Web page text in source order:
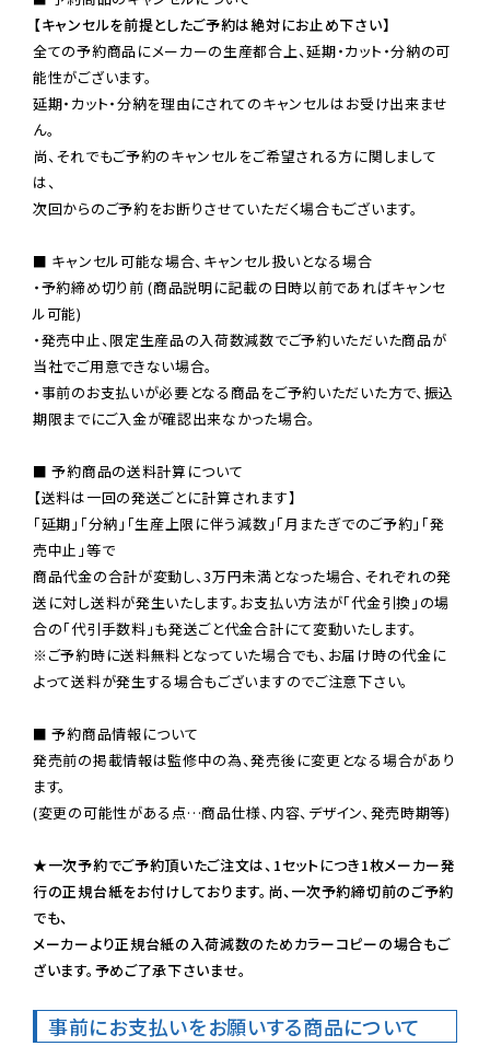
【キャンセルを前提としたご予約は絶対にお止め下さい】
全ての予約商品にメーカーの生産都合上、延期・カット・分納の可
能性がございます。
延期・カット・分納を理由にされてのキャンセルはお受け出来ませ
ん。
尚、それでもご予約のキャンセルをご希望される方に関しまして
は、
次回からのご予約をお断りさせていただく場合もございます。
■ キャンセル可能な場合、キャンセル扱いとなる場合
・予約締め切り前 (商品説明に記載の日時以前であればキャンセ
ル可能)
・発売中止、限定生産品の入荷数減数でご予約いただいた商品が
当社でご用意できない場合。
・事前のお支払いが必要となる商品をご予約いただいた方で、振込
期限までにご入金が確認出来なかった場合。
■ 予約商品の送料計算について
【送料は一回の発送ごとに計算されます】
「延期」「分納」「生産上限に伴う減数」「月またぎでのご予約」「発
売中止」等で
商品代金の合計が変動し、3万円未満となった場合、それぞれの発
送に対し送料が発生いたします。お支払い方法が「代金引換」の場
※ご予約時に送料無料となっていた場合でも、お届け時の代金に
よって送料が発生する場合もございますのでご注意下さい。
■ 予約商品情報について
発売前の掲載情報は監修中の為、発売後に変更となる場合があり
ます。
(変更の可能性がある点…商品仕様、内容、デザイン、発売時期等)
★一次予約でご予約頂いたご注文は、1セットにつき1枚メーカー発
行の正規台紙をお付けしております。尚、一次予約締切前のご予約
でも、
メーカーより正規台紙の入荷減数のためカラーコピーの場合もご
ざいます。予めご了承下さいませ。
事前にお支払いをお願いする商品について